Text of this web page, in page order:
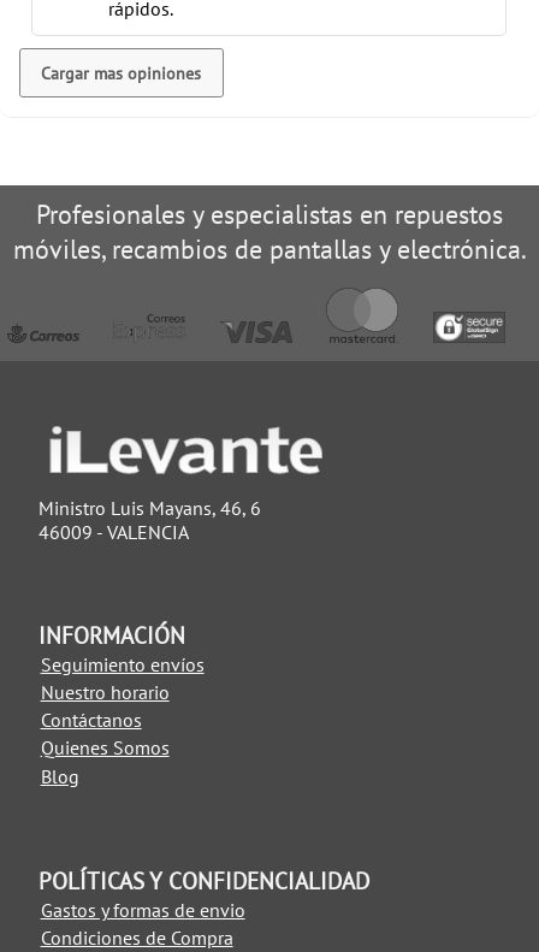
rápidos.
Cargar mas opiniones
Profesionales y especialistas en repuestos
móviles, recambios de pantallas y electrónica.
Ministro Luis Mayans, 46, 6
46009 - VALENCIA
INFORMACIÓN
Seguimiento envíos
Nuestro horario
Contáctanos
Quienes Somos
Blog
POLÍTICAS Y CONFIDENCIALIDAD
Gastos y formas de envio
Condiciones de Compra